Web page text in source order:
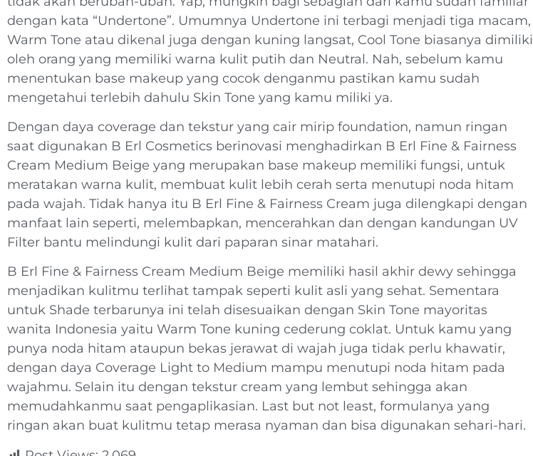
dengan kata “Undertone”. Umumnya Undertone ini terbagi menjadi tiga macam,
Warm Tone atau dikenal juga dengan kuning langsat, Cool Tone biasanya dimiliki
oleh orang yang memiliki warna kulit putih dan Neutral. Nah, sebelum kamu
menentukan base makeup yang cocok denganmu pastikan kamu sudah
mengetahui terlebih dahulu Skin Tone yang kamu miliki ya.
Dengan daya coverage dan tekstur yang cair mirip foundation, namun ringan
saat digunakan B Erl Cosmetics berinovasi menghadirkan B Erl Fine & Fairness
Cream Medium Beige yang merupakan base makeup memiliki fungsi, untuk
meratakan warna kulit, membuat kulit lebih cerah serta menutupi noda hitam
pada wajah. Tidak hanya itu B Erl Fine & Fairness Cream juga dilengkapi dengan
manfaat lain seperti, melembapkan, mencerahkan dan dengan kandungan UV
Filter bantu melindungi kulit dari paparan sinar matahari.
B Erl Fine & Fairness Cream Medium Beige memiliki hasil akhir dewy sehingga
menjadikan kulitmu terlihat tampak seperti kulit asli yang sehat. Sementara
untuk Shade terbarunya ini telah disesuaikan dengan Skin Tone mayoritas
wanita Indonesia yaitu Warm Tone kuning cederung coklat. Untuk kamu yang
punya noda hitam ataupun bekas jerawat di wajah juga tidak perlu khawatir,
dengan daya Coverage Light to Medium mampu menutupi noda hitam pada
wajahmu. Selain itu dengan tekstur cream yang lembut sehingga akan
memudahkanmu saat pengaplikasian. Last but not least, formulanya yang
ringan akan buat kulitmu tetap merasa nyaman dan bisa digunakan sehari-hari.